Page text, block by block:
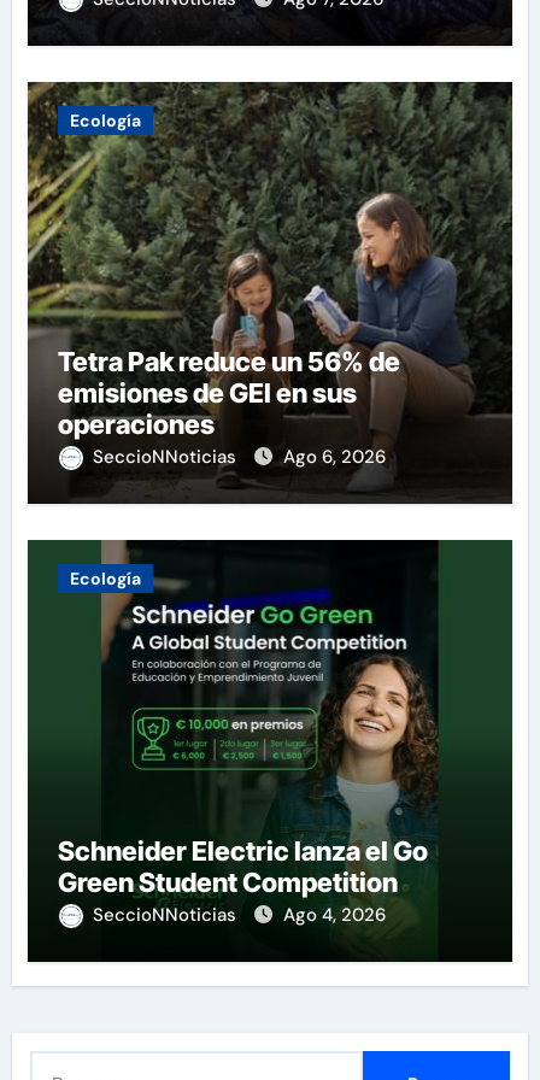
Ecología
Tetra Pak reduce un 56% de
emisiones de GEI en sus
operaciones
SeccioNNoticias Ago 6, 2026
Ecología
Schneider Electric lanza el Go
Green Student Competition
SeccioNNoticias Ago 4, 2026